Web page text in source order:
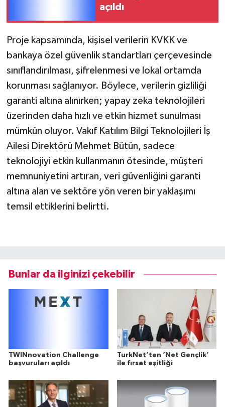
açıldı
Proje kapsamında, kişisel verilerin KVKK ve
bankaya özel güvenlik standartları çerçevesinde
sınıflandırılması, şifrelenmesi ve lokal ortamda
korunması sağlanıyor. Böylece, verilerin gizliliği
garanti altına alınırken; yapay zeka teknolojileri
üzerinden daha hızlı ve etkin hizmet sunulması
mümkün oluyor. Vakıf Katılım Bilgi Teknolojileri İş
Ailesi Direktörü Mehmet Bütün, sadece
teknolojiyi etkin kullanmanın ötesinde, müşteri
memnuniyetini artıran, veri güvenliğini garanti
altına alan ve sektöre yön veren bir yaklaşımı
temsil ettiklerini belirtti.
Bunlar da ilginizi çekebilir
TWINnovation Challenge
başvuruları açıldı
TurkNet’ten ‘Net Gençlik’
ile fırsat eşitliği